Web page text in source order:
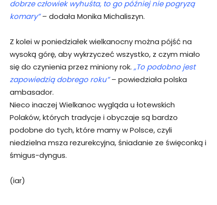
dobrze człowiek wyhuśta, to go później nie pogryzą
komary”– dodała Monika Michaliszyn.
Z kolei w poniedziałek wielkanocny można pójść na
wysoką górę, aby wykrzyczeć wszystko, z czym miało
się do czynienia przez miniony rok. „To podobno jest
zapowiedzią dobrego roku”– powiedziała polska
ambasador.
Nieco inaczej Wielkanoc wygląda u łotewskich
Polaków, których tradycje i obyczaje są bardzo
podobne do tych, które mamy w Polsce, czyli
niedzielna msza rezurekcyjna, śniadanie ze święconką i
śmigus-dyngus.
(iar)